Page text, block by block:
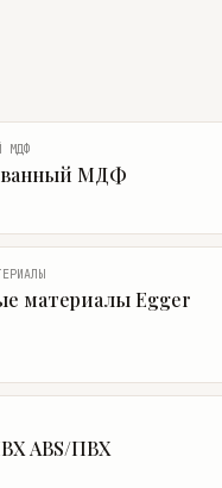
МДФ
МДФ
материалы Egger
ABS/ПВХ